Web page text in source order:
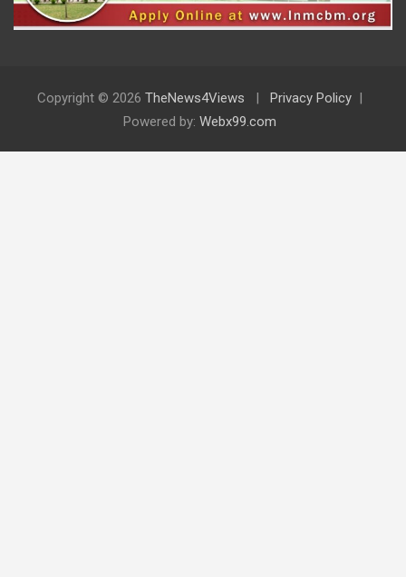
Copyright © 2026 TheNews4Views
Privacy Policy
Powered by: Webx99.com